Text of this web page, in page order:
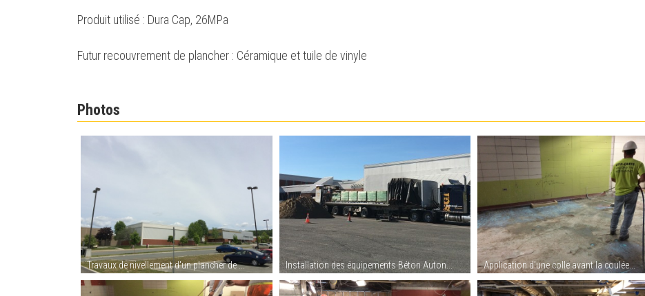
Produit utilisé : Dura Cap, 26MPa
Futur recouvrement de plancher : Céramique et tuile de vinyle
Photos
Travaux de nivellement d'un plancher de ... Installation des équipements Béton Auton... Application d'une colle avant la coulée...